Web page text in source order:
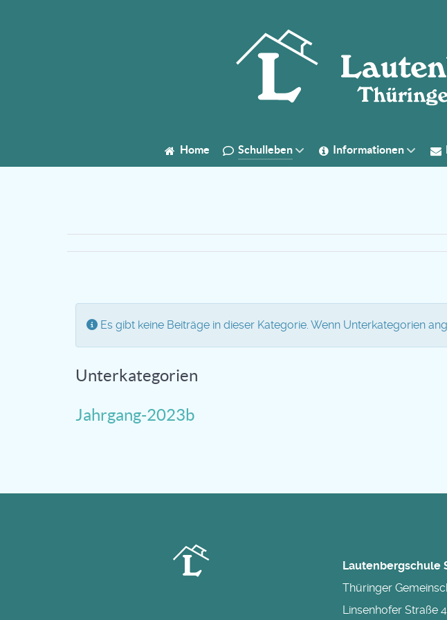
Home Schulleben Informationen
Information
Es gibt keine Beiträge in dieser Kategorie. Wenn Unterkategorien
Unterkategorien
Jahrgang-2023b
Lautenbergschule
Thüringer
Linsenhofer Straße